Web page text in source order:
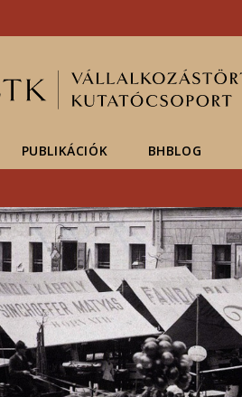
PUBLIKÁCIÓK BHBLOG